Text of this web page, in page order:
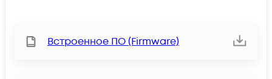
Встроенное ПО (Firmware)